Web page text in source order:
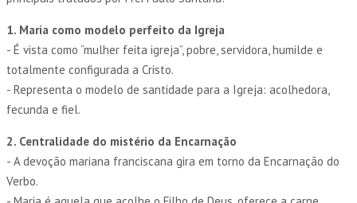
1. Maria como modelo perfeito da Igreja
- É vista como “mulher feita igreja”, pobre, servidora, humilde e
totalmente configurada a Cristo.
- Representa o modelo de santidade para a Igreja: acolhedora,
fecunda e fiel.
2. Centralidade do mistério da Encarnação
- A devoção mariana franciscana gira em torno da Encarnação do
Verbo.